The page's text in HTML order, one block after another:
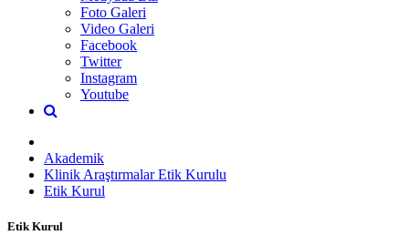
Foto Galeri
Video Galeri
Facebook
Twitter
Instagram
Youtube
Akademik
Klinik Araştırmalar Etik Kurulu
Etik Kurul
Etik Kurul